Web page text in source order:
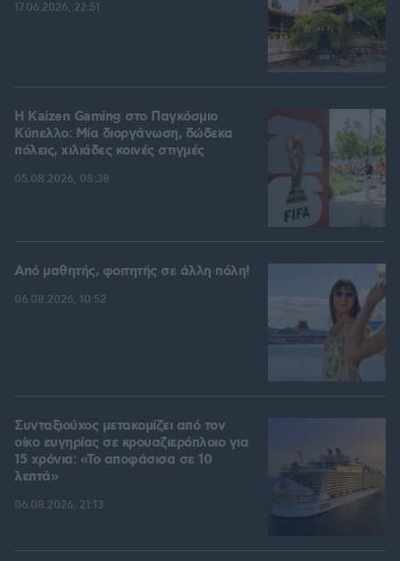
17.06.2026, 22:51
H Kaizen Gaming στο Παγκόσμιο
Kύπελλο: Μία διοργάνωση, δώδεκα
πόλεις, χιλιάδες κοινές στιγμές
05.08.2026, 08:38
Από μαθητής, φοιτητής σε άλλη πόλη!
06.08.2026, 10:52
Συνταξιούχος μετακομίζει από τον
οίκο ευγηρίας σε κρουαζιερόπλοιο για
15 χρόνια: «Το αποφάσισα σε 10
λεπτά»
06.08.2026, 21:13